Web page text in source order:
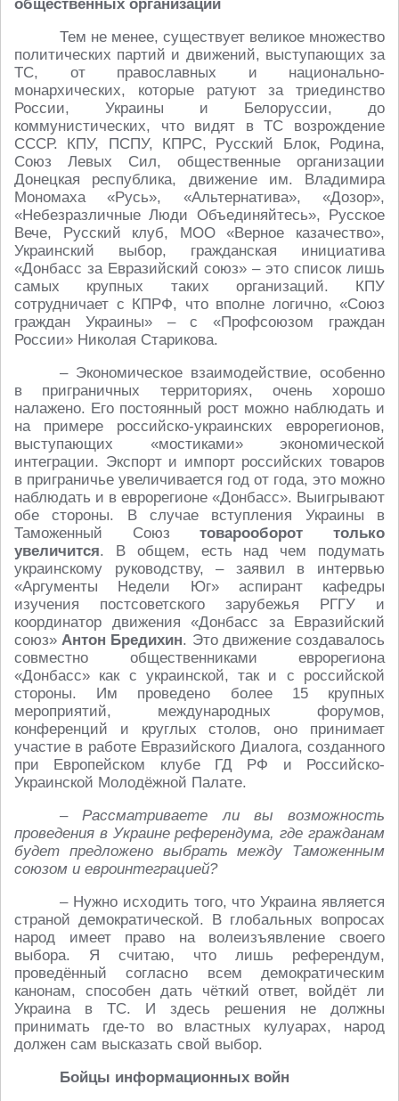
общественных организаций
Тем не менее, существует великое множество
политических партий и движений, выступающих за
ТС, от православных и национально-
монархических, которые ратуют за триединство
России, Украины и Белоруссии, до
коммунистических, что видят в ТС возрождение
СССР. КПУ, ПСПУ, КПРС, Русский Блок, Родина,
Союз Левых Сил, общественные организации
Донецкая республика, движение им. Владимира
Мономаха «Русь», «Альтернатива», «Дозор»,
«Небезразличные Люди Объединяйтесь», Русское
Вече, Русский клуб, МОО «Верное казачество»,
Украинский выбор, гражданская инициатива
«Донбасс за Евразийский союз» – это список лишь
самых крупных таких организаций. КПУ
сотрудничает с КПРФ, что вполне логично, «Союз
граждан Украины» – с «Профсоюзом граждан
России» Николая Старикова.
– Экономическое взаимодействие, особенно
в приграничных территориях, очень хорошо
налажено. Его постоянный рост можно наблюдать и
на примере российско-украинских еврорегионов,
выступающих «мостиками» экономической
интеграции. Экспорт и импорт российских товаров
в приграничье увеличивается год от года, это можно
наблюдать и в еврорегионе «Донбасс». Выигрывают
обе стороны. В случае вступления Украины в
Таможенный Союзтоварооборот только
увеличится. В общем, есть над чем подумать
украинскому руководству, – заявил в интервью
«Аргументы Недели Юг» аспирант кафедры
изучения постсоветского зарубежья РГГУ и
координатор движения «Донбасс за Евразийский
союз»Антон Бредихин. Это движение создавалось
совместно общественниками еврорегиона
«Донбасс» как с украинской, так и с российской
стороны. Им проведено более 15 крупных
мероприятий, международных форумов,
конференций и круглых столов, оно принимает
участие в работе Евразийского Диалога, созданного
при Европейском клубе ГД РФ и Российско-
Украинской Молодёжной Палате.
– Рассматриваете ли вы возможность
проведения в Украине референдума, где гражданам
будет предложено выбрать между Таможенным
союзом и евроинтеграцией?
– Нужно исходить того, что Украина является
страной демократической. В глобальных вопросах
народ имеет право на волеизъявление своего
выбора. Я считаю, что лишь референдум,
проведённый согласно всем демократическим
канонам, способен дать чёткий ответ, войдёт ли
Украина в ТС. И здесь решения не должны
принимать где-то во властных кулуарах, народ
должен сам высказать свой выбор.
Бойцы информационных войн